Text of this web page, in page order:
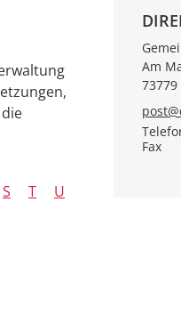
S T
U
Am
73779
Fax